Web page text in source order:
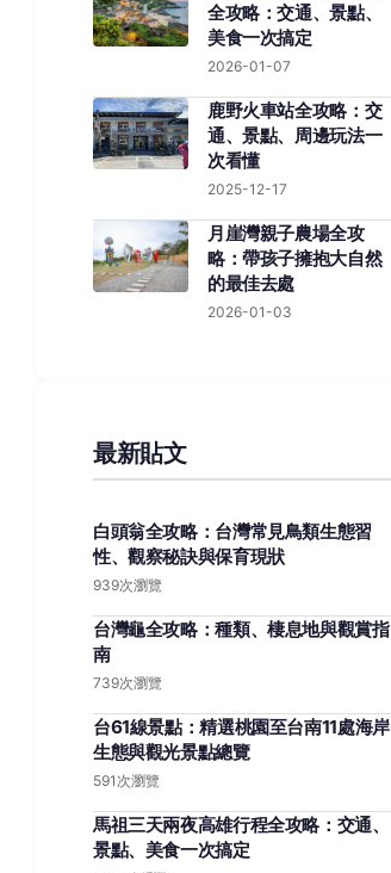
全攻略：交通、景點、
美食一次搞定
2026-01-07
鹿野火車站全攻略：交
通、景點、周邊玩法一
次看懂
2025-12-17
月崖灣親子農場全攻
略：帶孩子擁抱大自然
的最佳去處
2026-01-03
最新貼文
白頭翁全攻略：台灣常見鳥類生態習
性、觀察秘訣與保育現狀
939次瀏覽
台灣龜全攻略：種類、棲息地與觀賞指
南
739次瀏覽
台61線景點：精選桃園至台南11處海岸
生態與觀光景點總覽
591次瀏覽
馬祖三天兩夜高雄行程全攻略：交通、
景點、美食一次搞定